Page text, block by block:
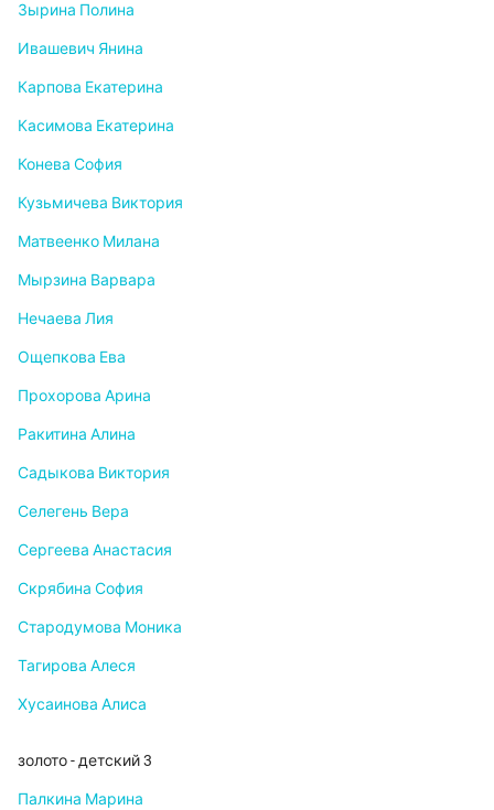
Зырина Полина
Ивашевич Янина
Карпова Екатерина
Касимова Екатерина
Конева София
Кузьмичева Виктория
Матвеенко Милана
Мырзина Варвара
Нечаева Лия
Ощепкова Ева
Прохорова Арина
Ракитина Алина
Садыкова Виктория
Селегень Вера
Сергеева Анастасия
Скрябина София
Стародумова Моника
Тагирова Алеся
Хусаинова Алиса
золото - детский 3
Палкина Марина